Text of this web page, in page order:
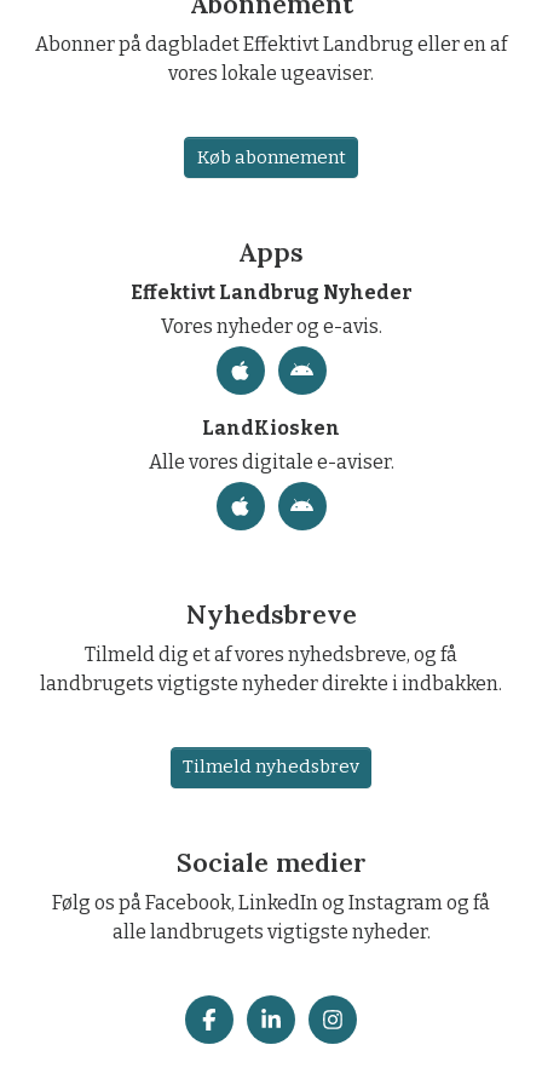
Abonner på dagbladet Effektivt Landbrug eller en af
vores lokale ugeaviser.
Køb abonnement
Apps
Effektivt Landbrug Nyheder
Vores nyheder og e-avis.
LandKiosken
Alle vores digitale e-aviser.
Nyhedsbreve
Tilmeld dig et af vores nyhedsbreve, og få
landbrugets vigtigste nyheder direkte i indbakken.
Tilmeld nyhedsbrev
Sociale medier
Følg os på Facebook, LinkedIn og Instagram og få
alle landbrugets vigtigste nyheder.